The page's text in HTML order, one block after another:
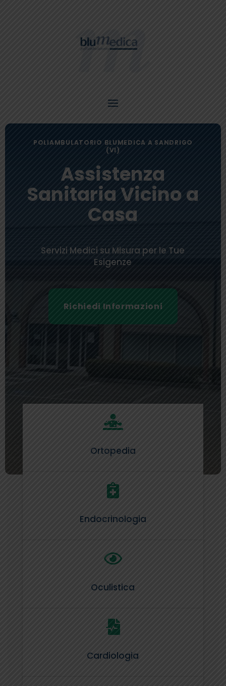
POLIAMBULATORIO BLUMEDICA A SANDRIGO
(VI)
Assistenza
Sanitaria Vicino a
Casa
Servizi Medici su Misura per le Tue
Esigenze
Richiedi Informazioni

Ortopedia

Endocrinologia

Oculistica

Cardiologia